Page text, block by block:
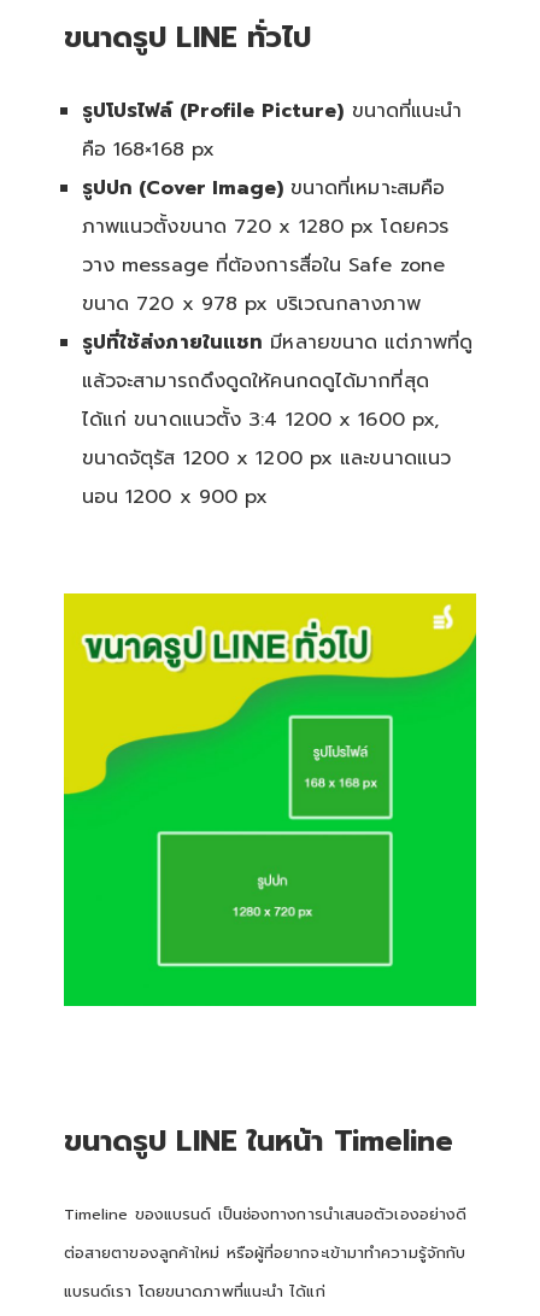
ขนาดรูป LINE ทั่วไป
รูปโปรไฟล์ (Profile Picture) ขนาดที่แนะนำ
คือ 168×168 px
รูปปก (Cover Image) ขนาดที่เหมาะสมคือ
ภาพแนวตั้งขนาด 720 x 1280 px โดยควร
วาง message ที่ต้องการสื่อใน Safe zone
ขนาด 720 x 978 px บริเวณกลางภาพ
รูปที่ใช้ส่งภายในแชท มีหลายขนาด แต่ภาพที่ดู
แล้วจะสามารถดึงดูดให้คนกดดูได้มากที่สุด
ได้แก่ ขนาดแนวตั้ง 3:4 1200 x 1600 px,
ขนาดจัตุรัส 1200 x 1200 px และขนาดแนว
นอน 1200 x 900 px
ขนาดรูป LINE ในหน้า Timeline
Timeline ของแบรนด์ เป็นช่องทางการนำเสนอตัวเองอย่างดี
ต่อสายตาของลูกค้าใหม่ หรือผู้ที่อยากจะเข้ามาทำความรู้จักกับ
แบรนด์เรา โดยขนาดภาพที่แนะนำ ได้แก่